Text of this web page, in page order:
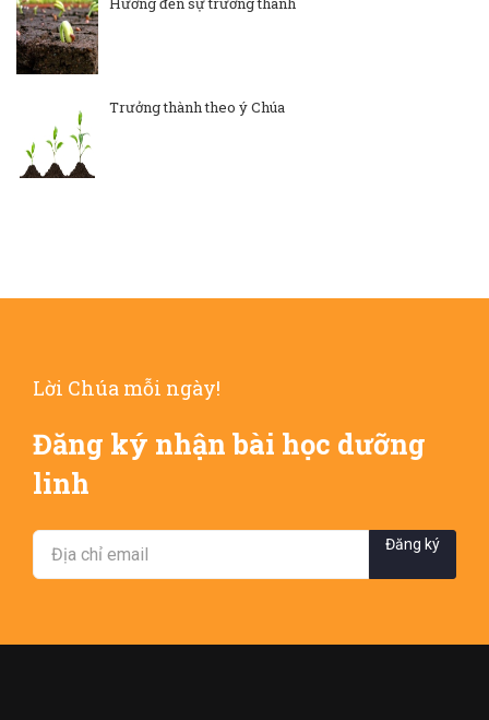
Trưởng thành theo ý Chúa
Lời Chúa mỗi ngày!
Đăng ký nhận bài học dưỡng
linh
Đăng ký